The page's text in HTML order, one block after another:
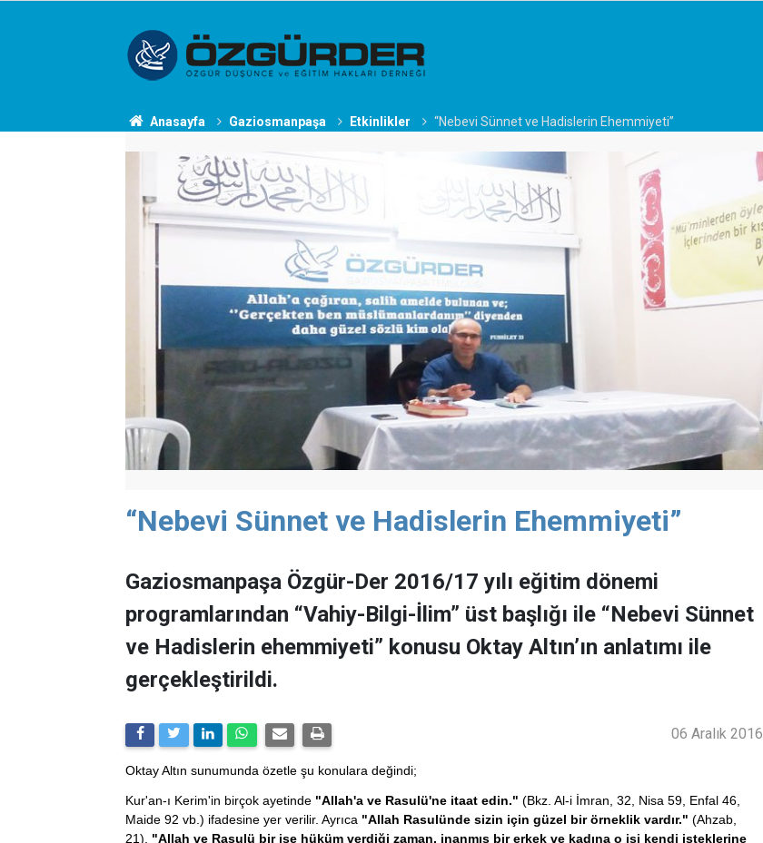
Anasayfa Gaziosmanpaşa Etkinlikler “Nebevi Sünnet ve Hadislerin Ehemmiyeti”
“Nebevi Sünnet ve Hadislerin Ehemmiyeti”
Gaziosmanpaşa Özgür-Der 2016/17 yılı eğitim dönemi
programlarından “Vahiy-Bilgi-İlim” üst başlığı ile “Nebevi Sünnet
ve Hadislerin ehemmiyeti” konusu Oktay Altın’ın anlatımı ile
gerçekleştirildi.
06 Aralık 2016
Oktay Altın sunumunda özetle şu konulara değindi;
Kur'an-ı Kerim'in birçok ayetinde "Allah'a ve Rasulü'ne itaat edin." (Bkz. Al-i İmran, 32, Nisa 59, Enfal 46,
Maide 92 vb.) ifadesine yer verilir. Ayrıca "Allah Rasulünde sizin için güzel bir örneklik vardır." (Ahzab,
21), "Allah ve Rasulü bir işe hüküm verdiği zaman, inanmış bir erkek ve kadına o işi kendi isteklerine